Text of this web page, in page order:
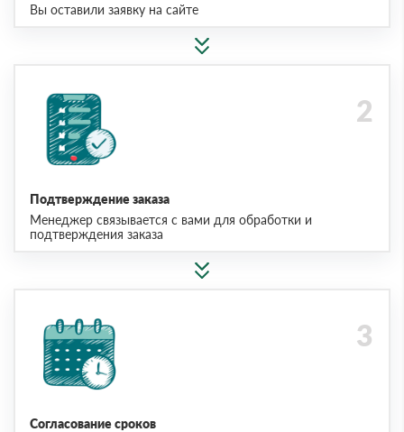
Вы оставили заявку на сайте
Подтверждение заказа
Менеджер связывается с вами для обработки и
подтверждения заказа
Согласование сроков